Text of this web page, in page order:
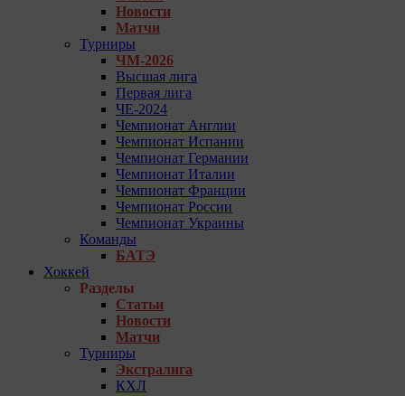
Новости
Матчи
Турниры
ЧМ-2026
Высшая лига
Первая лига
ЧЕ-2024
Чемпионат Англии
Чемпионат Испании
Чемпионат Германии
Чемпионат Италии
Чемпионат Франции
Чемпионат России
Чемпионат Украины
Команды
БАТЭ
Хоккей
Разделы
Статьи
Новости
Матчи
Турниры
Экстралига
КХЛ